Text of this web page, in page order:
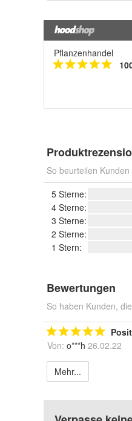
Pflanzenhandel
So beurteilen
5 Sterne:
4 Sterne:
3 Sterne:
2 Sterne:
1 Stern:
Bewertungen
So haben Kunden,
Von: o***h 26.02.22
Mehr...